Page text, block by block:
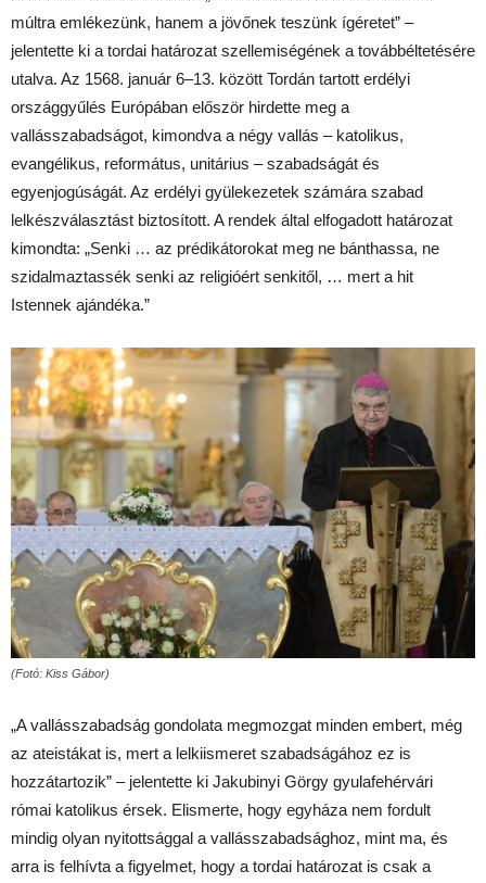
múltra emlékezünk, hanem a jövőnek teszünk ígéretet” –
jelentette ki a tordai határozat szellemiségének a továbbéltetésére
utalva. Az 1568. január 6–13. között Tordán tartott erdélyi
országgyűlés Európában először hirdette meg a
vallásszabadságot, kimondva a négy vallás – katolikus,
evangélikus, református, unitárius – szabadságát és
egyenjogúságát. Az erdélyi gyülekezetek számára szabad
lelkészválasztást biztosított. A rendek által elfogadott határozat
kimondta: „Senki … az prédikátorokat meg ne bánthassa, ne
szidalmaztassék senki az religióért senkitől, … mert a hit
Istennek ajándéka.”
(Fotó: Kiss Gábor)
„A vallásszabadság gondolata megmozgat minden embert, még
az ateistákat is, mert a lelkiismeret szabadságához ez is
hozzátartozik” – jelentette ki Jakubinyi Görgy gyulafehérvári
római katolikus érsek. Elismerte, hogy egyháza nem fordult
mindig olyan nyitottsággal a vallásszabadsághoz, mint ma, és
arra is felhívta a figyelmet, hogy a tordai határozat is csak a